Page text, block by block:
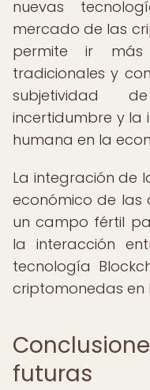
nuevas
mercado de las
permite ir
tradicionales y
subjetividad
incertidumbre y la
humana en la
La integración de
económico de las
un campo fértil
la interacción
tecnología
criptomonedas en
futuras